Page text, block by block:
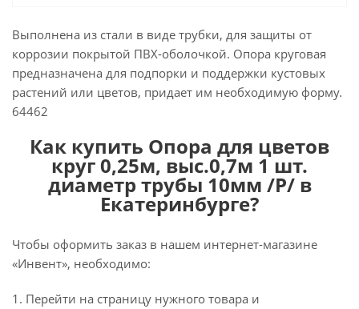
Выполнена из стали в виде трубки, для защиты от
коррозии покрытой ПВХ-оболочкой. Опора круговая
предназначена для подпорки и поддержки кустовых
растений или цветов, придает им необходимую форму.
64462
Как купить Опора для цветов
круг 0,25м, выс.0,7м 1 шт.
диаметр трубы 10мм /Р/ в
Екатеринбурге?
Чтобы оформить заказ в нашем интернет-магазине
«Инвент», необходимо:
1. Перейти на страницу нужного товара и